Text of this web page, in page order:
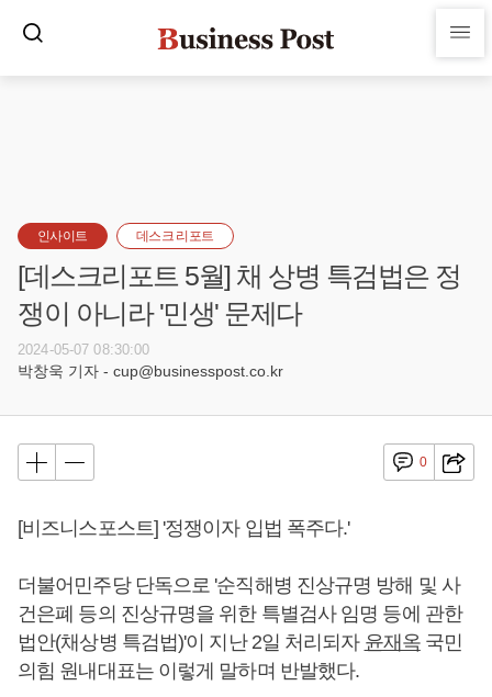
인사이트 데스크 리포트
[데스크리포트 5월] 채 상병 특검법은 정
쟁이 아니라 '민생' 문제다
2024-05-07 08:30:00
박창욱 기자 - cup@businesspost.co.kr
0
[비즈니스포스트] '정쟁이자 입법 폭주다.'
더불어민주당 단독으로 '순직해병 진상규명 방해 및 사
건은폐 등의 진상규명을 위한 특별검사 임명 등에 관한
법안(채상병 특검법)'이 지난 2일 처리되자 윤재옥국민
의힘 원내대표는 이렇게 말하며 반발했다.